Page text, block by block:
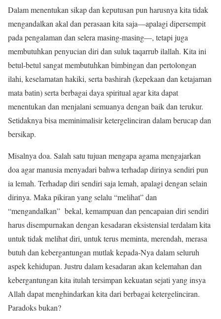
Dalam menentukan sikap dan keputusan pun harusnya kita tidak
mengandalkan akal dan perasaan kita saja—apalagi dipersempit
pada pengalaman dan selera masing-masing—, tetapi juga
membutuhkan penyucian diri dan suluk taqarrub ilallah. Kita ini
betul-betul sangat membutuhkan bimbingan dan pertolongan
ilahi, keselamatan hakiki, serta bashirah (kepekaan dan ketajaman
mata batin) serta berbagai daya spiritual agar kita dapat
menentukan dan menjalani semuanya dengan baik dan terukur.
Setidaknya bisa meminimalisir ketergelinciran dalam berucap dan
bersikap.
Misalnya doa. Salah satu tujuan mengapa agama mengajarkan
doa agar manusia menyadari bahwa terhadap dirinya sendiri pun
ia lemah. Terhadap diri sendiri saja lemah, apalagi dengan selain
dirinya. Maka pikiran yang selalu “melihat” dan
“mengandalkan” bekal, kemampuan dan pencapaian diri sendiri
harus disempurnakan dengan kesadaran eksistensial terdalam kita
untuk tidak melihat diri, untuk terus meminta, merendah, merasa
butuh dan kebergantungan mutlak kepada-Nya dalam seluruh
aspek kehidupan. Justru dalam kesadaran akan kelemahan dan
kebergantungan kita itulah tersimpan kekuatan sejati yang insya
Allah dapat menghindarkan kita dari berbagai ketergelinciran.
Paradoks bukan?